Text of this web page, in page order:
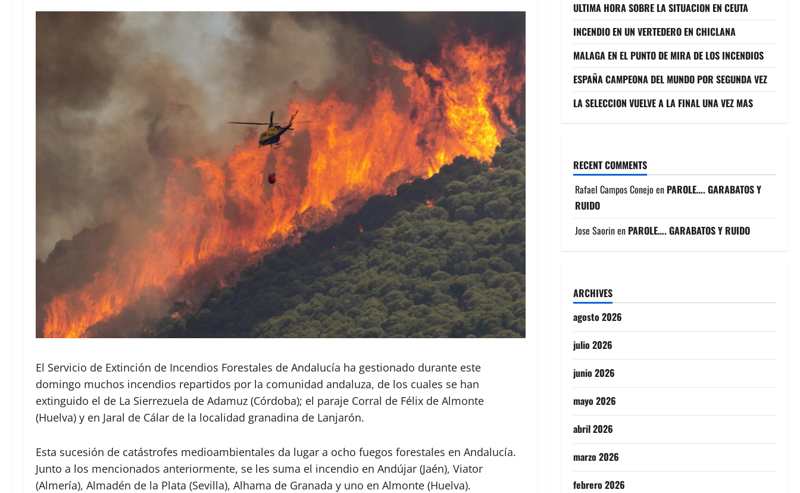
El Servicio de Extinción de Incendios Forestales de Andalucía ha gestionado durante este
domingo muchos incendios repartidos por la comunidad andaluza, de los cuales se han
extinguido el de La Sierrezuela de Adamuz (Córdoba); el paraje Corral de Félix de Almonte
(Huelva) y en Jaral de Cálar de la localidad granadina de Lanjarón.
Esta sucesión de catástrofes medioambientales da lugar a ocho fuegos forestales en Andalucía.
Junto a los mencionados anteriormente, se les suma el incendio en Andújar (Jaén), Viator
(Almería), Almadén de la Plata (Sevilla), Alhama de Granada y uno en Almonte (Huelva).
ULTIMA HORA SOBRE LA SITUACION EN CEUTA
INCENDIO EN UN VERTEDERO EN CHICLANA
MALAGA EN EL PUNTO DE MIRA DE LOS INCENDIOS
ESPAÑA CAMPEONA DEL MUNDO POR SEGUNDA VEZ
LA SELECCION VUELVE A LA FINAL UNA VEZ MAS
RECENT COMMENTS
Rafael Campos Conejo en PAROLE…. GARABATOS Y
RUIDO
Jose Saorinen PAROLE…. GARABATOS Y RUIDO
ARCHIVES
agosto 2026
julio 2026
junio 2026
mayo 2026
abril 2026
marzo 2026
febrero 2026